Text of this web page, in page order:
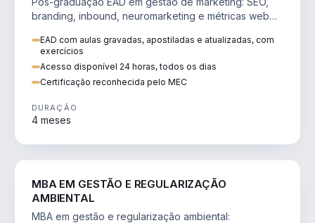
branding, inbound, neuromarketing e métricas web
EAD com aulas gravadas, apostiladas e atualizadas, com
exercícios
Acesso disponível 24 horas, todos os dias
Certificação reconhecida pelo MEC
DURAÇÃO
4 meses
MBA EM GESTÃO E REGULARIZAÇÃO
AMBIENTAL
MBA em gestão e regularização ambiental: